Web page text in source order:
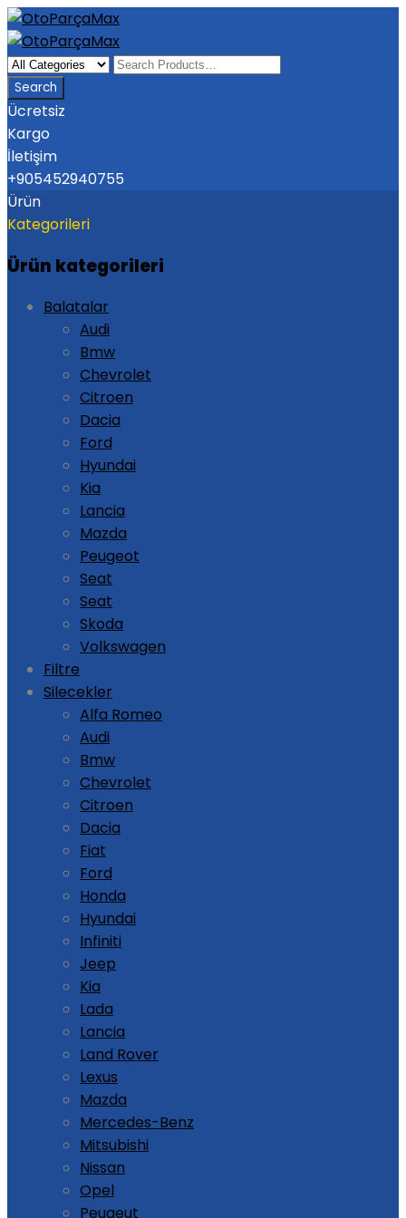
Ücretsiz
Kargo
İletişim
+905452940755
Ürün
Kategorileri
Ürün kategorileri
Balatalar
Audi
Bmw
Chevrolet
Citroen
Dacia
Ford
Hyundai
Kia
Lancia
Mazda
Peugeot
Seat
Seat
Skoda
Volkswagen
Filtre
Silecekler
Alfa Romeo
Audi
Bmw
Chevrolet
Citroen
Dacia
Fiat
Ford
Honda
Hyundai
Infiniti
Jeep
Kia
Lada
Lancia
Land Rover
Lexus
Mazda
Mercedes-Benz
Mitsubishi
Nissan
Opel
Peugeut